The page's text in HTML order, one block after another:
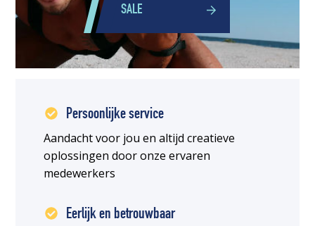
SALE
Persoonlijke service
Aandacht voor jou en altijd creatieve
oplossingen door onze ervaren
medewerkers
Eerlijk en betrouwbaar